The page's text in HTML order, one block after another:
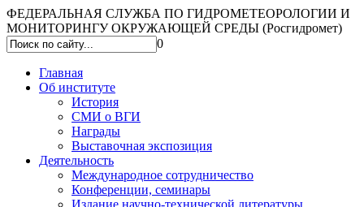
ФЕДЕРАЛЬНАЯ СЛУЖБА ПО ГИДРОМЕТЕОРОЛОГИИ И
МОНИТОРИНГУ ОКРУЖАЮЩЕЙ СРЕДЫ (Росгидромет)
0
Главная
Об институте
История
СМИ о ВГИ
Награды
Выставочная экспозиция
Деятельность
Международное сотрудничество
Конференции, семинары
Издание научно-технической литературы